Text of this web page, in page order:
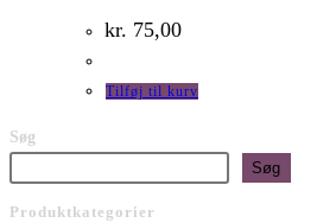
kr. 75,00
Tilføj til kurv
Søg
Søg
Produktkategorier